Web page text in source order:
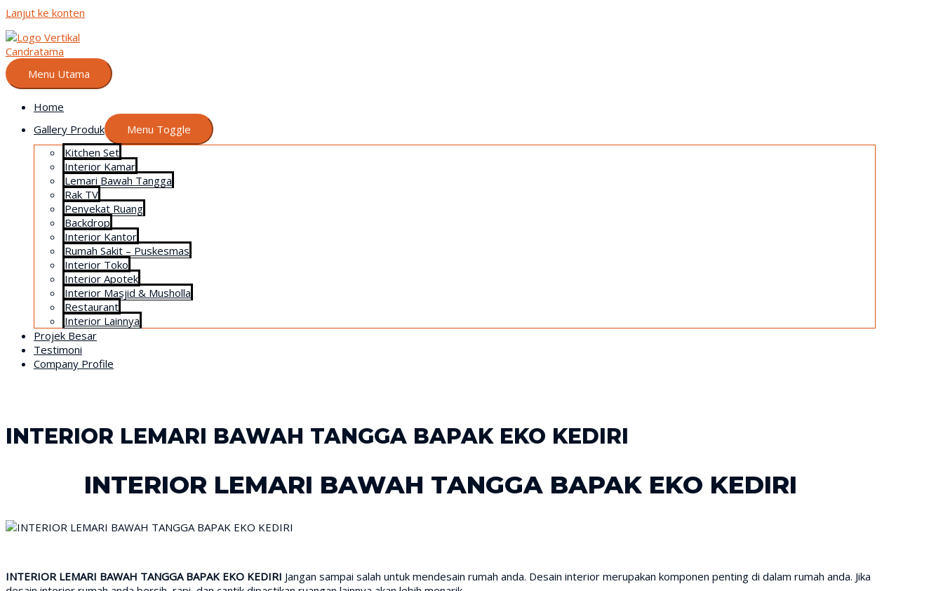
Lanjut ke konten
Menu Utama
Home
Gallery Produk
Menu Toggle
Kitchen Set
Interior Kamar
Lemari Bawah Tangga
Rak TV
Penyekat Ruang
Backdrop
Interior Kantor
Rumah Sakit – Puskesmas
Interior Toko
Interior Apotek
Interior Masjid & Musholla
Restaurant
Interior Lainnya
Projek Besar
Testimoni
Company Profile
INTERIOR LEMARI BAWAH TANGGA BAPAK EKO KEDIRI
INTERIOR LEMARI BAWAH TANGGA BAPAK EKO KEDIRI
INTERIOR LEMARI BAWAH TANGGA BAPAK EKO KEDIRI Jangan sampai salah untuk mendesain rumah anda. Desain interior merupakan komponen penting di dalam rumah anda. Jika